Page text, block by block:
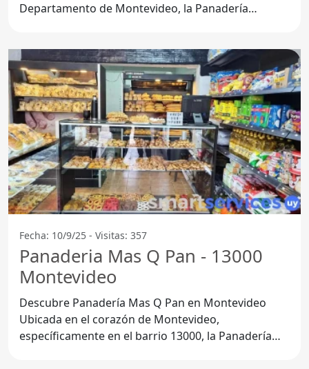
Departamento de Montevideo, la Panadería
Fecha: 10/9/25 - Visitas: 357
Panaderia Mas Q Pan - 13000
Montevideo
Descubre Panadería Mas Q Pan en Montevideo
Ubicada en el corazón de Montevideo,
específicamente en el barrio 13000, la Panadería